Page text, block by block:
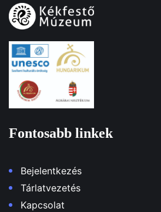
Fontosabb linkek
Bejelentkezés
Tárlatvezetés
Kapcsolat